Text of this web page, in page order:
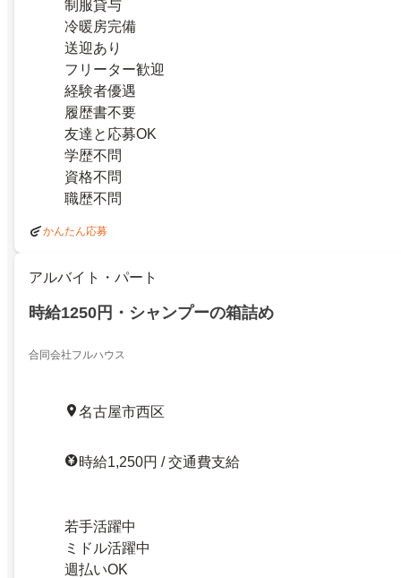
制服貸与
冷暖房完備
送迎あり
フリーター歓迎
経験者優遇
履歴書不要
友達と応募OK
学歴不問
資格不問
職歴不問
かんたん応募
アルバイト・パート
時給1250円・シャンプーの箱詰め
合同会社フルハウス
名古屋市西区
時給1,250円 / 交通費支給
若手活躍中
ミドル活躍中
週払いOK